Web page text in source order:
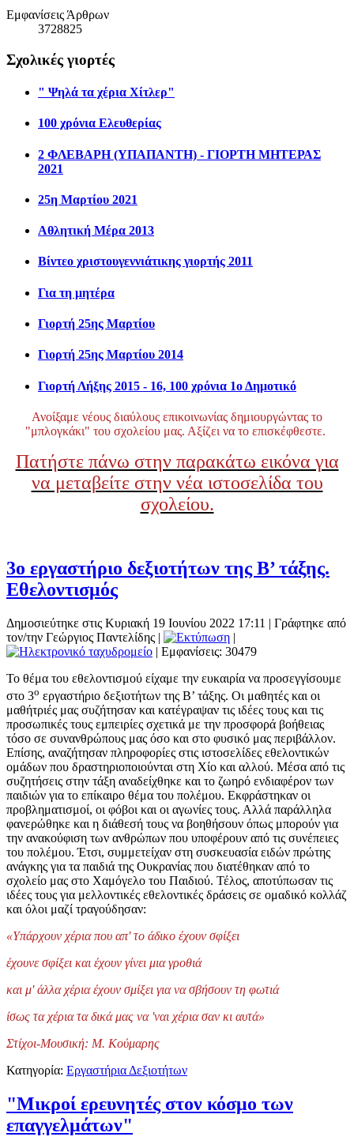
Εμφανίσεις Άρθρων
3728825
Σχολικές γιορτές
" Ψηλά τα χέρια Χίτλερ"
100 χρόνια Ελευθερίας
2 ΦΛΕΒΑΡΗ (ΥΠΑΠΑΝΤΗ) - ΓΙΟΡΤΗ ΜΗΤΕΡΑΣ
2021
25η Μαρτίου 2021
Αθλητική Μέρα 2013
Βίντεο χριστουγεννιάτικης γιορτής 2011
Για τη μητέρα
Γιορτή 25ης Μαρτίου
Γιορτή 25ης Μαρτίου 2014
Γιορτή Λήξης 2015 - 16, 100 χρόνια 1ο Δημοτικό
Ανοίξαμε νέους διαύλους επικοινωνίας δημιουργώντας το
"μπλογκάκι" του σχολείου μας. Αξίζει να το επισκέφθεστε.
Πατήστε πάνω στην παρακάτω εικόνα για
να μεταβείτε στην νέα ιστοσελίδα του
σχολείου.
3ο εργαστήριο δεξιοτήτων της Β’ τάξης.
Εθελοντισμός
Δημοσιεύτηκε στις Κυριακή 19 Ιουνίου 2022 17:11 | Γράφτηκε από
τον/την Γεώργιος Παντελίδης |
|
| Εμφανίσεις: 30479
Το θέμα του εθελοντισμού είχαμε την ευκαιρία να προσεγγίσουμε
στο 3ο εργαστήριο δεξιοτήτων της Β’ τάξης. Οι μαθητές και οι
μαθήτριές μας συζήτησαν και κατέγραψαν τις ιδέες τους και τις
προσωπικές τους εμπειρίες σχετικά με την προσφορά βοήθειας
τόσο σε συνανθρώπους μας όσο και στο φυσικό μας περιβάλλον.
Επίσης, αναζήτησαν πληροφορίες στις ιστοσελίδες εθελοντικών
ομάδων που δραστηριοποιούνται στη Χίο και αλλού. Μέσα από τις
συζητήσεις στην τάξη αναδείχθηκε και το ζωηρό ενδιαφέρον των
παιδιών για το επίκαιρο θέμα του πολέμου. Εκφράστηκαν οι
προβληματισμοί, οι φόβοι και οι αγωνίες τους. Αλλά παράλληλα
φανερώθηκε και η διάθεσή τους να βοηθήσουν όπως μπορούν για
την ανακούφιση των ανθρώπων που υποφέρουν από τις συνέπειες
του πολέμου. Έτσι, συμμετείχαν στη συσκευασία ειδών πρώτης
ανάγκης για τα παιδιά της Ουκρανίας που διατέθηκαν από το
σχολείο μας στο Χαμόγελο του Παιδιού. Τέλος, αποτύπωσαν τις
ιδέες τους για μελλοντικές εθελοντικές δράσεις σε ομαδικό κολλάζ
και όλοι μαζί τραγούδησαν:
«Υπάρχουν χέρια που απ' το άδικο έχουν σφίξει
έχουνε σφίξει και έχουν γίνει μια γροθιά
και μ' άλλα χέρια έχουν σμίξει για να σβήσουν τη φωτιά
ίσως τα χέρια τα δικά μας να 'ναι χέρια σαν κι αυτά»
Στίχοι-Μουσική: Μ. Κούμαρης
Κατηγορία: Εργαστήρια Δεξιοτήτων
"Μικροί ερευνητές στον κόσμο των
επαγγελμάτων"